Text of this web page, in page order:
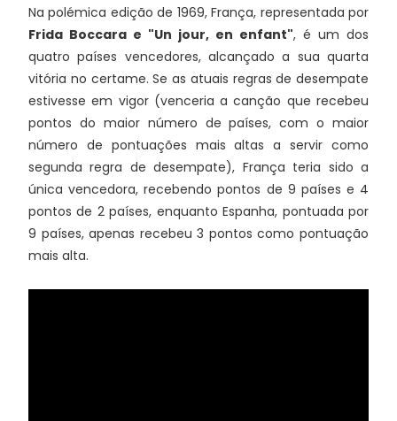
Na polémica edição de 1969, França, representada por
Frida Boccara e "Un jour, en enfant", é um dos
quatro países vencedores, alcançado a sua quarta
vitória no certame. Se as atuais regras de desempate
estivesse em vigor (venceria a canção que recebeu
pontos do maior número de países, com o maior
número de pontuações mais altas a servir como
segunda regra de desempate), França teria sido a
única vencedora, recebendo pontos de 9 países e 4
pontos de 2 países, enquanto Espanha, pontuada por
9 países, apenas recebeu 3 pontos como pontuação
mais alta.